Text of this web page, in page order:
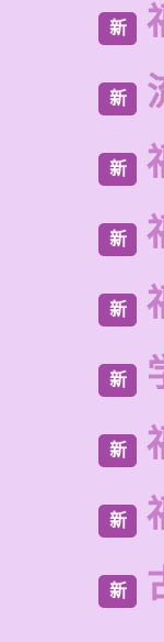
新
新
新
新
新
新
新
新
新